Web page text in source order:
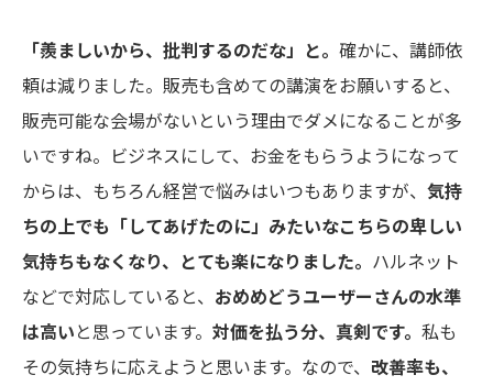
「羨ましいから、批判するのだな」と。 確かに、講師依
頼は減りました。販売も含めての講演をお願いすると、
販売可能な会場がないという理由でダメになることが多
いですね。ビジネスにして、お金をもらうようになって
からは、もちろん経営で悩みはいつもありますが、 気持
ちの上でも「してあげたのに」みたいなこちらの卑しい
気持ちもなくなり、とても楽になりました。 ハルネット
などで対応していると、 おめめどうユーザーさんの水準
は高いと思っています。 対価を払う分、真剣です。 私も
その気持ちに応えようと思います。なので、 改善率も、